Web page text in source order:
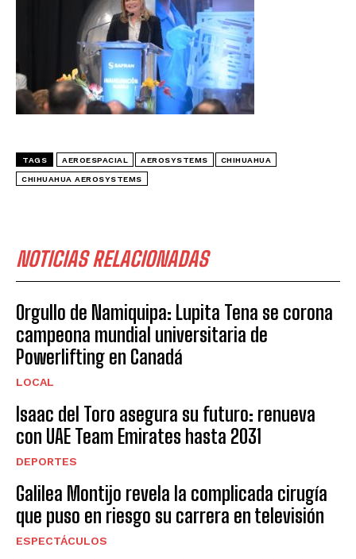
TAGS AEROESPACIAL AEROSYSTEMS CHIHUAHUA
CHIHUAHUA AEROSYSTEMS
NOTICIAS RELACIONADAS
Orgullo de Namiquipa: Lupita Tena se corona
campeona mundial universitaria de
Powerlifting en Canadá
LOCAL
Isaac del Toro asegura su futuro: renueva
con UAE Team Emirates hasta 2031
DEPORTES
Galilea Montijo revela la complicada cirugía
que puso en riesgo su carrera en televisión
ESPECTÁCULOS